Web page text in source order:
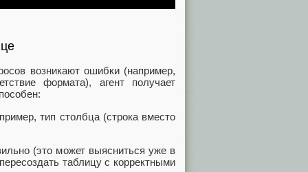
возникают ошибки (например,
формата), агент получает
тип столбца (строка вместо
(это может выясниться уже в
таблицу с корректными